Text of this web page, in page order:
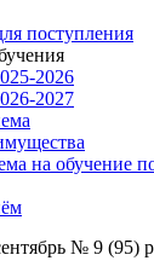
поступления
2026
2027
на обучение